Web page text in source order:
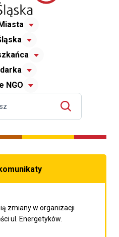
NGO
zmiany w organizacji
ul. Energetyków.